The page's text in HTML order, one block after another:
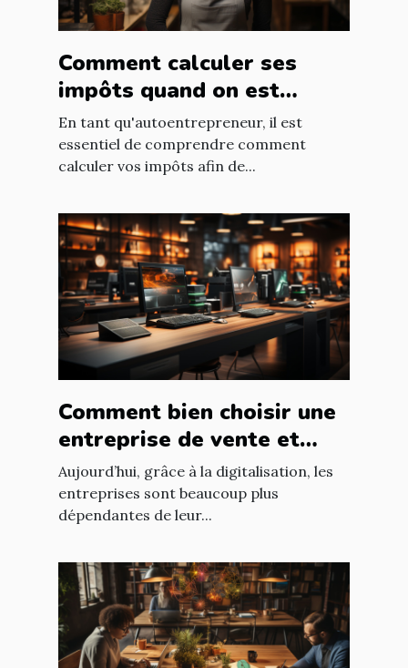
Comment calculer ses
impôts quand on est
autoentrepreneur ?
En tant qu'autoentrepreneur, il est
essentiel de comprendre comment
calculer vos impôts afin de...
Comment bien choisir une
entreprise de vente et
d'installation de parc
informatique ?
Aujourd’hui, grâce à la digitalisation, les
entreprises sont beaucoup plus
dépendantes de leur...